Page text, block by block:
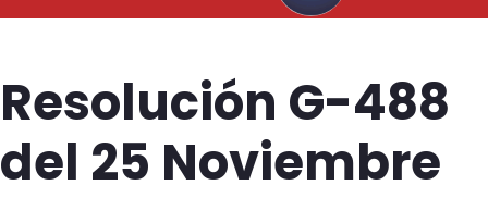
Resolución G-488
del 25 Noviembre